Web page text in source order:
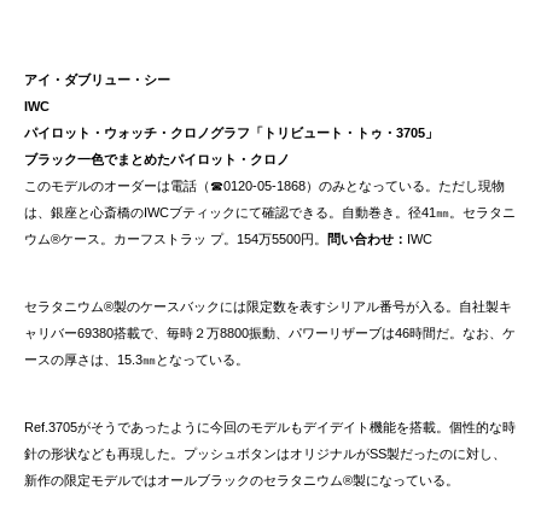
アイ・ダブリュー・シー
IWC
パイロット・ウォッチ・クロノグラフ「トリビュート・トゥ・3705」
ブラック一色でまとめたパイロット・クロノ
このモデルのオーダーは電話（☎︎0120-05-1868）のみとなっている。ただし現物
は、銀座と心斎橋のIWCブティックにて確認できる。自動巻き。径41㎜。セラタニ
ウム®ケース。カーフストラッ プ。154万5500円。 問い合わせ： IWC
セラタニウム®製のケースバックには限定数を表すシリアル番号が入る。自社製キ
ャリバー69380搭載で、毎時２万8800振動、パワーリザーブは46時間だ。なお、ケ
ースの厚さは、15.3㎜となっている。
Ref.3705がそうであったように今回のモデルもデイデイト機能を搭載。個性的な時
針の形状なども再現した。プッシュボタンはオリジナルがSS製だったのに対し、
新作の限定モデルではオールブラックのセラタニウム®製になっている。